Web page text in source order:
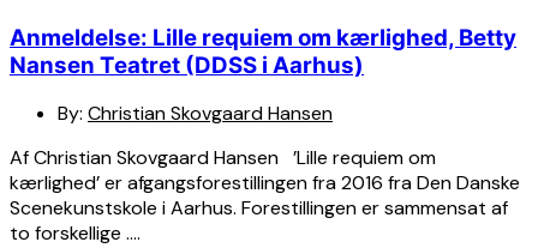
Anmeldelse: Lille requiem om kærlighed, Betty
Nansen Teatret (DDSS i Aarhus)
By: Christian Skovgaard Hansen
Af Christian Skovgaard Hansen ’Lille requiem om
kærlighed’ er afgangsforestillingen fra 2016 fra Den Danske
Scenekunstskole i Aarhus. Forestillingen er sammensat af
to forskellige ….